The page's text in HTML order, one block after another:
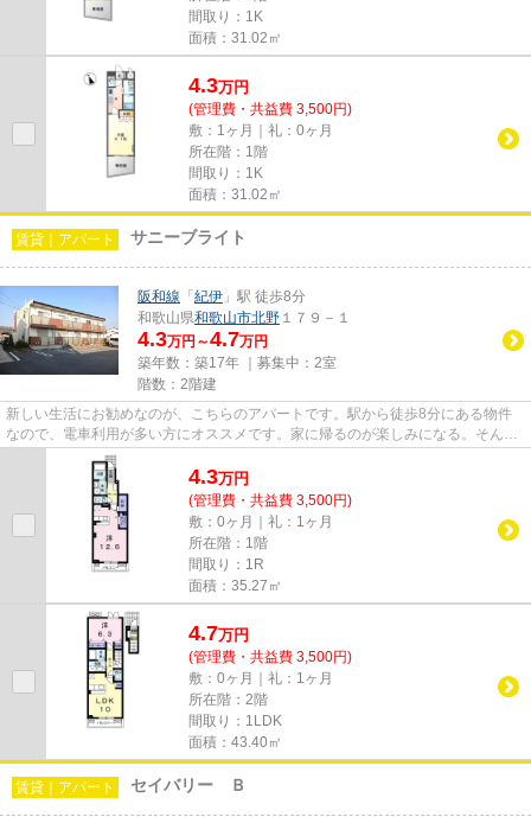
間取り：1K
面積：31.02㎡
4.3万円
(管理費・共益費 3,500円)
敷：1ヶ月｜礼：0ヶ月
所在階：1階
間取り：1K
面積：31.02㎡
賃貸｜アパート サニーブライト
阪和線 「 紀伊 」駅 徒歩8分
和歌山県和歌山市北野 １７９－１
4.3万円～4.7万円
築年数：築17年 ｜募集中： 2室
階数：2階建
新しい生活にお勧めなのが、こちらのアパートです。駅から徒歩8分にある物件
なので、電車利用が多い方にオススメです。家に帰るのが楽しみになる。そんな
住宅に住みたくはありませんか...
4.3万円
(管理費・共益費 3,500円)
敷：0ヶ月｜礼：1ヶ月
所在階：1階
間取り：1R
面積：35.27㎡
4.7万円
(管理費・共益費 3,500円)
敷：0ヶ月｜礼：1ヶ月
所在階：2階
間取り：1LDK
面積：43.40㎡
賃貸｜アパート セイバリー Ｂ